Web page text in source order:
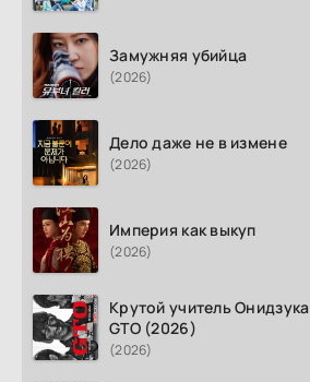
Замужняя убийца
(2026)
Дело даже не в измене
(2026)
Империя как выкуп
(2026)
Крутой учитель Онидзука
GTO (2026)
(2026)